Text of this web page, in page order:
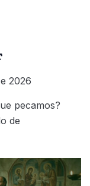
2026
pecamos?
de